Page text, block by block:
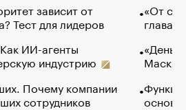
зависит от
Тест для лидеров
ИИ-агенты
индустрию
Почему компании
сотрудников
«От
глава
Маск в
основ